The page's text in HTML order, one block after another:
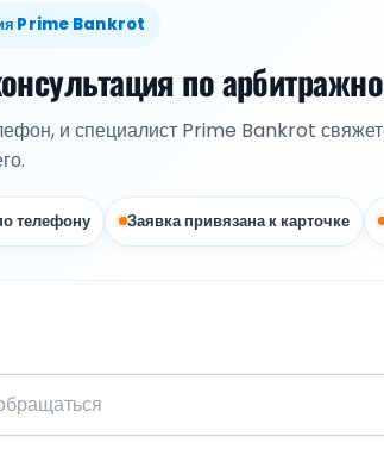
Prime Bankrot
по
и специалист Prime Bankrot
телефону Заявка привязана к карточке